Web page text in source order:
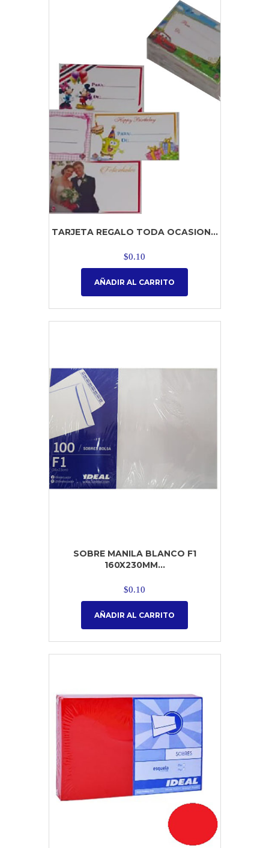
TARJETA REGALO TODA OCASION...
$0.10
AÑADIR AL CARRITO
SOBRE MANILA BLANCO F1
160X230MM...
$0.10
AÑADIR AL CARRITO